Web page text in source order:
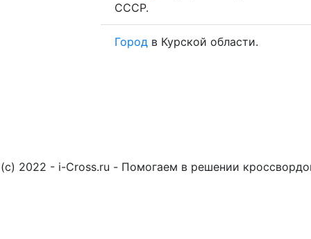
СССР.
Город в Курской области.
(c) 2022 - i-Cross.ru - Помогаем в решении